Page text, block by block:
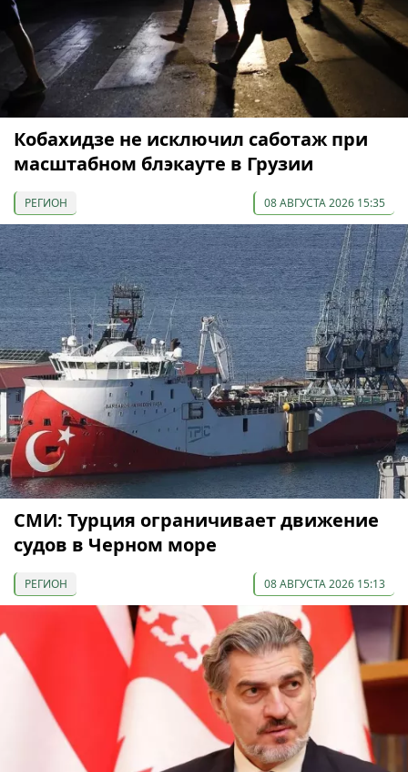
Кобахидзе не исключил саботаж при
масштабном блэкауте в Грузии
РЕГИОН 08 АВГУСТА 2026 15:35
СМИ: Турция ограничивает движение
судов в Черном море
РЕГИОН 08 АВГУСТА 2026 15:13